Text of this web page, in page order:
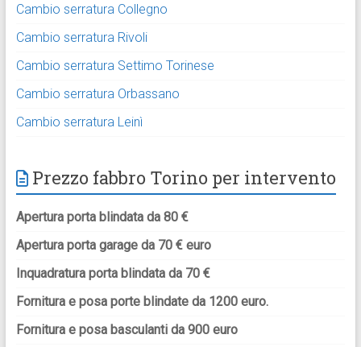
Cambio serratura Collegno
Cambio serratura Rivoli
Cambio serratura Settimo Torinese
Cambio serratura Orbassano
Cambio serratura Leinì
Prezzo fabbro Torino per intervento
Apertura porta blindata da 80 €
Apertura porta garage da 70 € euro
Inquadratura porta blindata da 70 €
Fornitura e posa porte blindate da 1200 euro.
Fornitura e posa basculanti da 900 euro